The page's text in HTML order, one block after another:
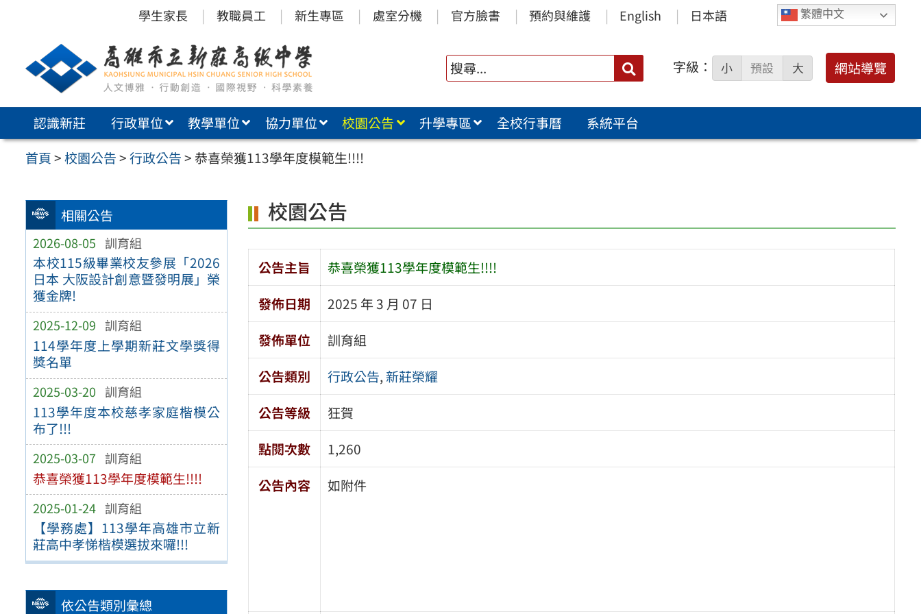
內
繁體中文
學生家長 教職員工 新生專區 處室分機 官方臉書 預約與維護 English 日本語
搜
尋：
字級： 小 預設 大 網站導覽
認識新莊 行政單位 教學單位 協力單位 校園公告 升學專區 全校行事曆
系統平台
首頁>校園公告>行政公告>恭喜榮獲113學年度模範生!!!!
相關公告
2026-08-05 訓育組
本校115級畢業校友參展「2026
日本 大阪設計創意暨發明展」榮
獲金牌!
2025-12-09 訓育組
114學年度上學期新莊文學獎得
獎名單
2025-03-20 訓育組
113學年度本校慈孝家庭楷模公
布了!!!
2025-03-07 訓育組
恭喜榮獲113學年度模範生!!!!
2025-01-24 訓育組
【學務處】113學年高雄市立新
莊高中孝悌楷模選拔來囉!!!
依公告類別彙總
校園公告
公告主旨
恭喜榮獲113學年度模範生!!!!
發佈日期
2025 年 3 月 07 日
發佈單位
訓育組
公告類別
行政公告,新莊榮耀
公告等級
狂賀
點閱次數
1,260
公告內容
如附件